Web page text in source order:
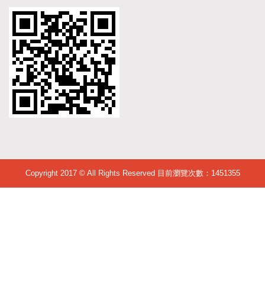
Copyright 2017 © All Rights Reserved 目前瀏覽次數： 1451355